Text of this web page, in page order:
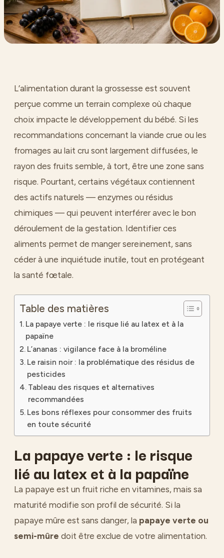
L’alimentation durant la grossesse est souvent
perçue comme un terrain complexe où chaque
choix impacte le développement du bébé. Si les
recommandations concernant la viande crue ou les
fromages au lait cru sont largement diffusées, le
rayon des fruits semble, à tort, être une zone sans
risque. Pourtant, certains végétaux contiennent
des actifs naturels — enzymes ou résidus
chimiques — qui peuvent interférer avec le bon
déroulement de la gestation. Identifier ces
aliments permet de manger sereinement, sans
céder à une inquiétude inutile, tout en protégeant
la santé fœtale.
Table des matières
La papaye verte : le risque lié au latex et à la
papaïne
L’ananas : vigilance face à la broméline
Le raisin noir : la problématique des résidus de
pesticides
Tableau des risques et alternatives
recommandées
Les bons réflexes pour consommer des fruits
en toute sécurité
La papaye verte : le risque
lié au latex et à la papaïne
La papaye est un fruit riche en vitamines, mais sa
maturité modifie son profil de sécurité. Si la
papaye mûre est sans danger, la papaye verte ou
semi-mûre doit être exclue de votre alimentation.